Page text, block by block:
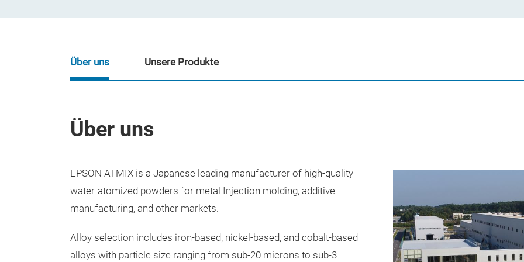
Über uns
EPSON ATMIX is a Japanese leading manufacturer of high-quality
water-atomized powders for metal Injection molding, additive
manufacturing, and other markets.
Alloy selection includes iron-based, nickel-based, and cobalt-based
alloys with particle size ranging from sub-20 microns to sub-3
Über uns Unsere Produkte